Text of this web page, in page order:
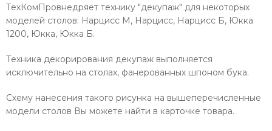
ТехКомПровнедряет технику "декупаж" для некоторых
моделей столов: Нарцисс М, Нарцисс, Нарцисс Б, Юкка
1200, Юкка, Юкка Б.
Техника декорирования декупаж выполняется
исключительно на столах, фанерованных шпоном бука.
Схему нанесения такого рисунка на вышеперечисленные
модели столов Вы можете найти в карточке товара.